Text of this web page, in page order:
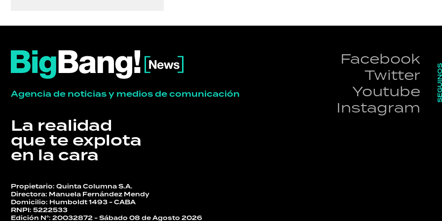
Agencia de noticias y medios de comunicación
La realidad
que te explota
en la cara
Facebook
Twitter
Youtube
Instagram
Propietario: Quinta Columna S.A.
Directora: Manuela Fernández Mendy
Domicilio: Humboldt 1493 - CABA
RNPI: 5222533
Edición N°: 20032872 - Sábado 08 de Agosto 2026